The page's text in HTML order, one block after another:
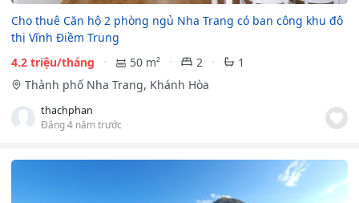
Cho thuê Căn hộ 2 phòng ngủ Nha Trang có ban công khu đô
thị Vĩnh Điềm Trung
4.2 triệu/tháng
50 m² 2
1
Thành phố Nha Trang, Khánh Hòa
thachphan
Đăng 4 năm trước